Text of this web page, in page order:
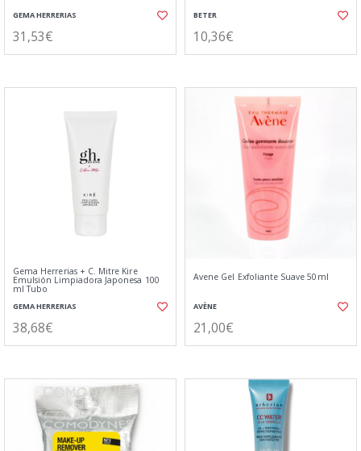
GEMA HERRERIAS
31,53€
BETER
10,36€
Gema Herrerias + C. Mitre Kire
Emulsión Limpiadora Japonesa 100
ml Tubo
GEMA HERRERIAS
38,68€
Avene Gel Exfoliante Suave 50ml
AVÈNE
21,00€